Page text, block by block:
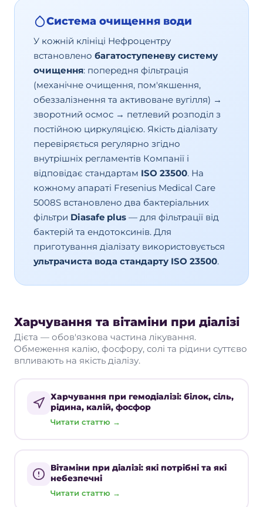
Система очищення води
У кожній клініці Нефроцентру
встановлено багатоступеневу систему
очищення: попередня фільтрація
(механічне очищення, пом'якшення,
обеззалізнення та активоване вугілля) →
зворотний осмос → петлевий розподіл з
постійною циркуляцією. Якість діалізату
перевіряється регулярно згідно
внутрішніх регламентів Компанії і
відповідає стандартам ISO 23500. На
кожному апараті Fresenius Medical Care
5008S встановлено два бактеріальних
фільтри Diasafe plus — для фільтрації від
бактерій та ендотоксинів. Для
приготування діалізату використовується
ультрачиста вода стандарту ISO 23500.
Харчування та вітаміни при діалізі
Дієта — обов'язкова частина лікування.
Обмеження калію, фосфору, солі та рідини суттєво
впливають на якість діалізу.
Харчування при гемодіалізі: білок, сіль,
рідина, калій, фосфор
Читати статтю →
Вітаміни при діалізі: які потрібні та які
небезпечні
Читати статтю →